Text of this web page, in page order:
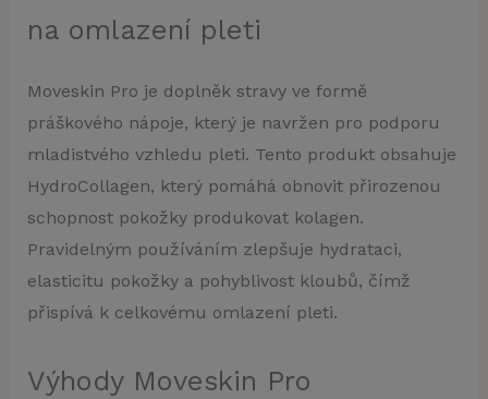
na omlazení pleti
Moveskin Pro je doplněk stravy ve formě
práškového nápoje, který je navržen pro podporu
mladistvého vzhledu pleti. Tento produkt obsahuje
HydroCollagen, který pomáhá obnovit přirozenou
schopnost pokožky produkovat kolagen.
Pravidelným používáním zlepšuje hydrataci,
elasticitu pokožky a pohyblivost kloubů, čímž
přispívá k celkovému omlazení pleti.
Výhody Moveskin Pro